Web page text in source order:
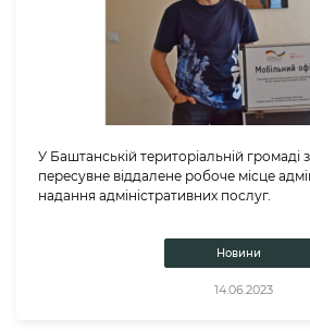
У Баштанській територіальній громаді
пересувне віддалене робоче місце
надання адміністративних послуг.
Новини
14.06.2023